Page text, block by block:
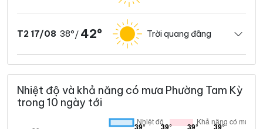
T2 17/08 38°/ 42° Trời quang đãng
Nhiệt độ và khả năng có mưa Phường Tam Kỳ
trong 10 ngày tới